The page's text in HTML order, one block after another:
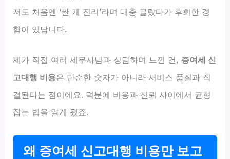
저도 처음엔 ‘싼 게 진리’라며 대충 골랐다가 후회한 경
험이 있답니다.
제가 직접 여러 세무사님과 상담하며 느낀 건, 증여세 신
고대행 비용은 단순한 숫자가 아니라 서비스 품질과 직
결된다는 점이에요. 덕분에 비용과 신뢰 사이에서 균형
잡는 법을 알게 됐죠.
왜 증여세 신고대행 비용만 보고